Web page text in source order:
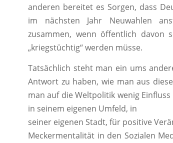
anderen bereitet es Sorgen, dass
im nächsten Jahr Neuwahlen
zusammen, wenn öffentlich davon
„kriegstüchtig“ werden müsse.
Tatsächlich steht man ein ums
Antwort zu haben, wie man aus
man auf die Weltpolitik wenig
in seinem eigenen Umfeld, in
seiner eigenen Stadt, für positive
Meckermentalität in den Sozialen